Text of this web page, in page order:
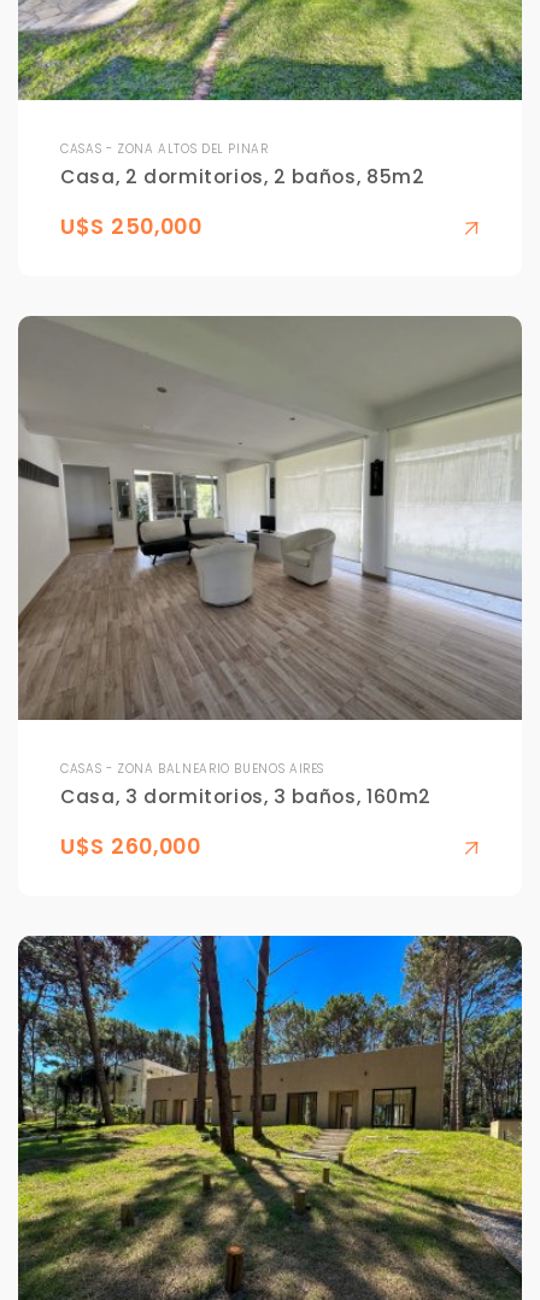
CASAS - ZONA ALTOS DEL PINAR
Casa, 2 dormitorios, 2 baños, 85m2
U$S 250,000
CASAS - ZONA BALNEARIO BUENOS AIRES
Casa, 3 dormitorios, 3 baños, 160m2
U$S 260,000